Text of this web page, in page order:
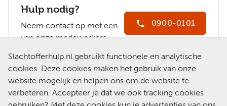
Slachtofferhulp.nl gebruikt functionele en analytische
cookies. Deze cookies maken het gebruik van onze
website mogelijk en helpen ons om de website te
verbeteren. Accepteer je dat we ook tracking cookies
Hulp nodig?
Neem contact op met een
van onze medewerkers.
0900-0101
Slachtofferhulp.nl
Chat met een
medewerker